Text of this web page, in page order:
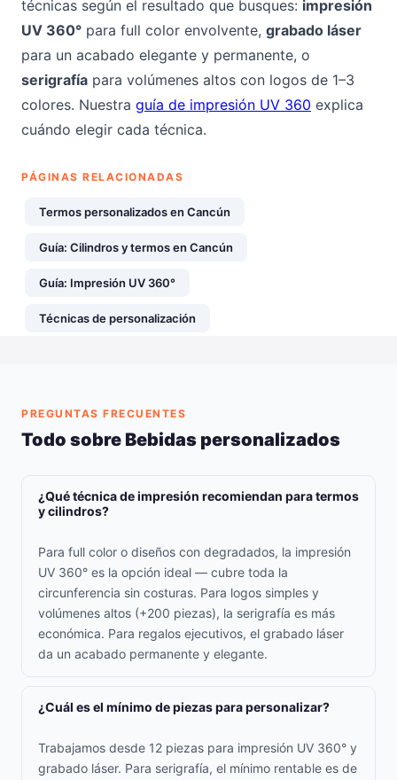
técnicas según el resultado que busques: impresión
UV 360° para full color envolvente, grabado láser
para un acabado elegante y permanente, o
serigrafía para volúmenes altos con logos de 1–3
colores. Nuestra guía de impresión UV 360 explica
cuándo elegir cada técnica.
PÁGINAS RELACIONADAS
Termos personalizados en Cancún
Guía: Cilindros y termos en Cancún
Guía: Impresión UV 360°
Técnicas de personalización
PREGUNTAS FRECUENTES
Todo sobre Bebidas personalizados
¿Qué técnica de impresión recomiendan para termos
y cilindros?
Para full color o diseños con degradados, la impresión
UV 360° es la opción ideal — cubre toda la
circunferencia sin costuras. Para logos simples y
volúmenes altos (+200 piezas), la serigrafía es más
económica. Para regalos ejecutivos, el grabado láser
da un acabado permanente y elegante.
¿Cuál es el mínimo de piezas para personalizar?
Trabajamos desde 12 piezas para impresión UV 360° y
grabado láser. Para serigrafía, el mínimo rentable es de